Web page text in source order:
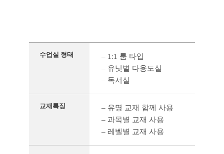
수업실 형태
– 1:1 룸 타입
– 유닛별 다용도실
– 독서실
교재특징
– 유명 교재 함께 사용
– 과목별 교재 사용
– 레벨별 교재 사용